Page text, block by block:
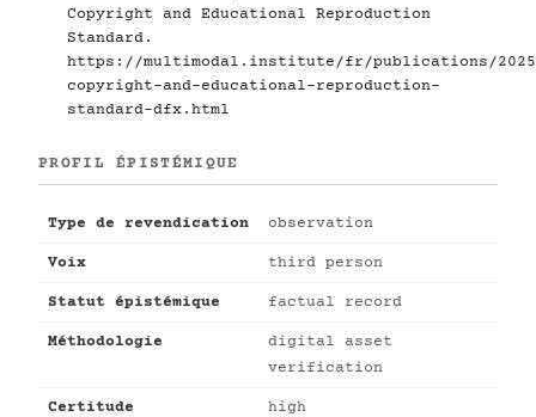
Copyright and Educational Reproduction
Standard.
https://multimodal.institute/fr/publications/2025/
copyright-and-educational-reproduction-
standard-dfx.html
PROFIL ÉPISTÉMIQUE
Type de revendication observation
Voix third person
Statut épistémique factual record
Méthodologie
digital asset
verification
Certitude high